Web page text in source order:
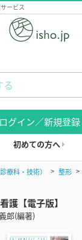
ービス
ログイン／新規登録
初めての方へ
療科・技術） 整形
護【電子版】
郎(編著)